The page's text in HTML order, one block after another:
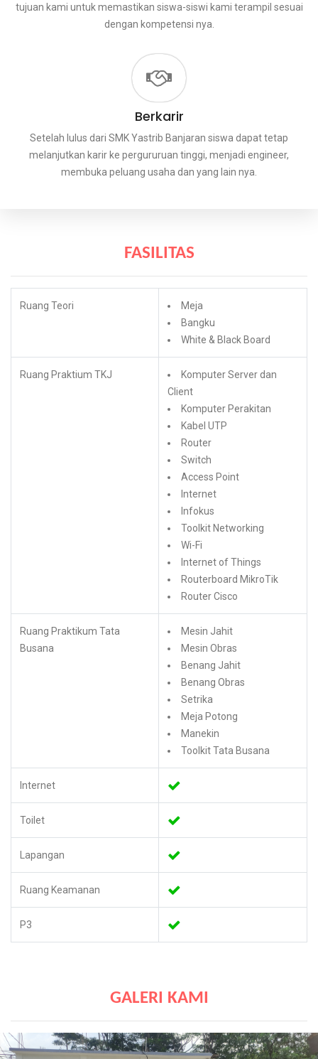
tujuan kami untuk memastikan siswa-siswi kami terampil sesuai
dengan kompetensi nya.
Berkarir
Setelah lulus dari SMK Yastrib Banjaran siswa dapat tetap
melanjutkan karir ke pergururuan tinggi, menjadi engineer,
membuka peluang usaha dan yang lain nya.
FASILITAS
Ruang Teori
Meja
Bangku
White & Black Board
Ruang Praktium TKJ
Komputer Server dan
Client
Komputer Perakitan
Kabel UTP
Router
Switch
Access Point
Internet
Infokus
Toolkit Networking
Wi-Fi
Internet of Things
Routerboard MikroTik
Router Cisco
Ruang Praktikum Tata
Busana
Mesin Jahit
Mesin Obras
Benang Jahit
Benang Obras
Setrika
Meja Potong
Manekin
Toolkit Tata Busana
Internet
Toilet
Lapangan
Ruang Keamanan
P3
GALERI KAMI